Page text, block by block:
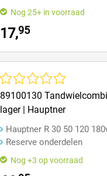
Nog 25+ in voorraad
17,95
89100130
lager | Hauptner
Hauptner R 30 50 120
Reserve onderdelen
Nog +3 op voorraad